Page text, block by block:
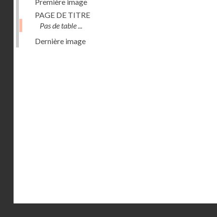
PAGE DE TITRE
Pas de table ...
Dernière image